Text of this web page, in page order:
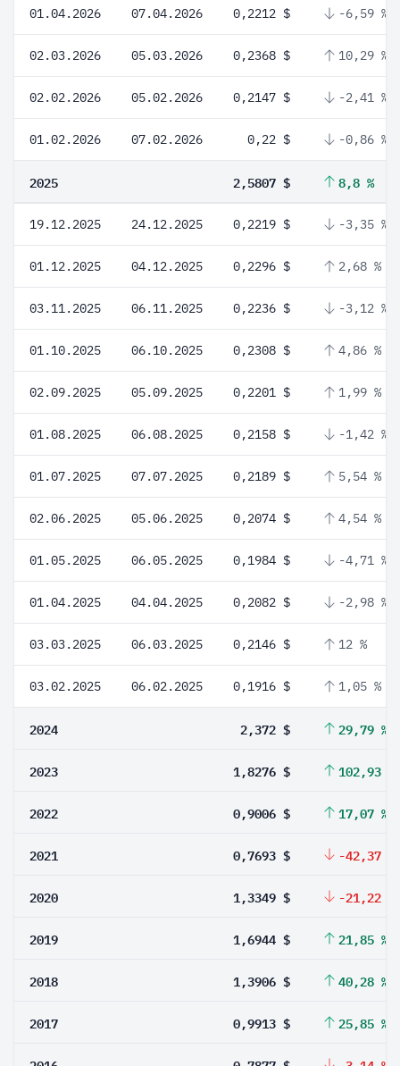
01.04.2026 07.04.2026 0,2212 $ -6,59 %
02.03.2026 05.03.2026 0,2368 $ 10,29 %
02.02.2026 05.02.2026 0,2147 $ -2,41 %
01.02.2026 07.02.2026 0,22 $ -0,86 %
2025 2,5807 $ 8,8 %
19.12.2025 24.12.2025 0,2219 $ -3,35 %
01.12.2025 04.12.2025 0,2296 $ 2,68 %
03.11.2025 06.11.2025 0,2236 $ -3,12 %
01.10.2025 06.10.2025 0,2308 $ 4,86 %
02.09.2025 05.09.2025 0,2201 $ 1,99 %
01.08.2025 06.08.2025 0,2158 $ -1,42 %
01.07.2025 07.07.2025 0,2189 $ 5,54 %
02.06.2025 05.06.2025 0,2074 $ 4,54 %
01.05.2025 06.05.2025 0,1984 $ -4,71 %
01.04.2025 04.04.2025 0,2082 $ -2,98 %
03.03.2025 06.03.2025 0,2146 $ 12 %
03.02.2025 06.02.2025 0,1916 $ 1,05 %
2024 2,372 $ 29,79 %
2023 1,8276 $ 102,93 %
2022 0,9006 $ 17,07 %
2021 0,7693 $ -42,37 %
2020 1,3349 $ -21,22 %
2019 1,6944 $ 21,85 %
2018 1,3906 $ 40,28 %
2017 0,9913 $ 25,85 %